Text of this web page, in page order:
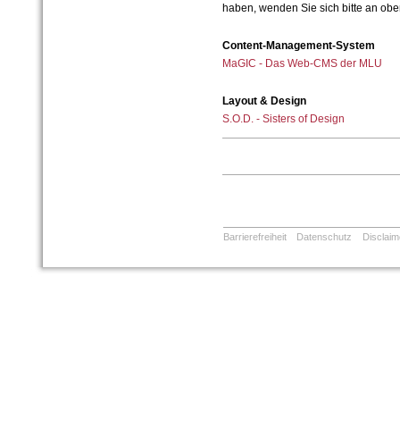
haben, wenden Sie sich bitte an
Content-Management-System
MaGIC - Das Web-CMS der MLU
Layout & Design
S.O.D. - Sisters of Design
Barrierefreiheit Datenschutz